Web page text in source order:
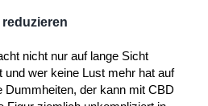
reduzieren
nicht nur auf lange Sicht
wer keine Lust mehr hat auf
Dummheiten, der kann mit CBD